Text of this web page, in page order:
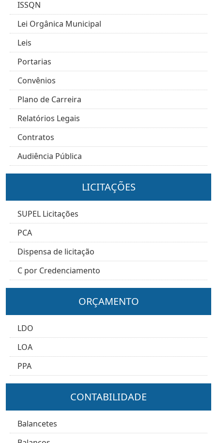
ISSQN
Lei Orgânica Municipal
Leis
Portarias
Convênios
Plano de Carreira
Relatórios Legais
Contratos
Audiência Pública
LICITAÇÕES
SUPEL Licitações
PCA
Dispensa de licitação
C por Credenciamento
ORÇAMENTO
LDO
LOA
PPA
CONTABILIDADE
Balancetes